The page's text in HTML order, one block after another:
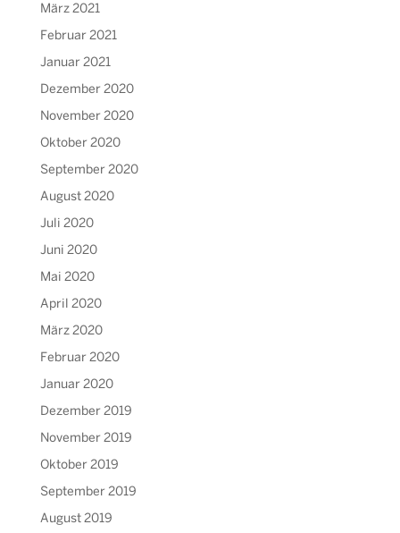
März 2021
Februar 2021
Januar 2021
Dezember 2020
November 2020
Oktober 2020
September 2020
August 2020
Juli 2020
Juni 2020
Mai 2020
April 2020
März 2020
Februar 2020
Januar 2020
Dezember 2019
November 2019
Oktober 2019
September 2019
August 2019